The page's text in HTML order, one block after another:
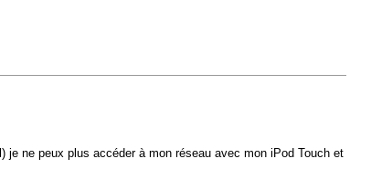
ne peux plus accéder à mon réseau avec mon iPod Touch et